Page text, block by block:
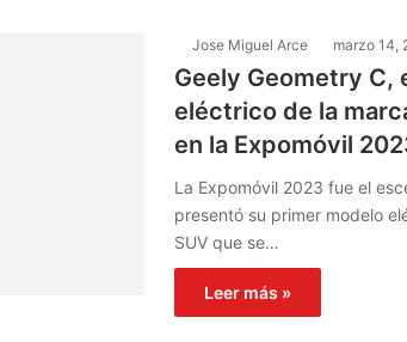
Jose Miguel Arce marzo 14,
Geely Geometry C,
eléctrico de la
en la Expomóvil
La Expomóvil 2023 fue el
presentó su primer modelo
SUV que se…
Leer más »